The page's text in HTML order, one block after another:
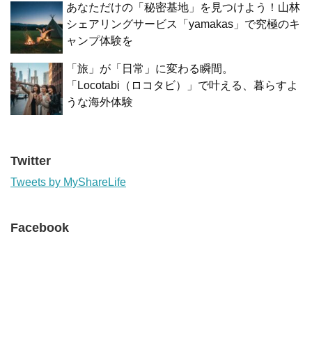
あなただけの「秘密基地」を見つけよう！山林
シェアリングサービス「yamakas」で究極のキ
ャンプ体験を
「旅」が「日常」に変わる瞬間。
「Locotabi（ロコタビ）」で叶える、暮らすよ
うな海外体験
Twitter
Tweets by MyShareLife
Facebook